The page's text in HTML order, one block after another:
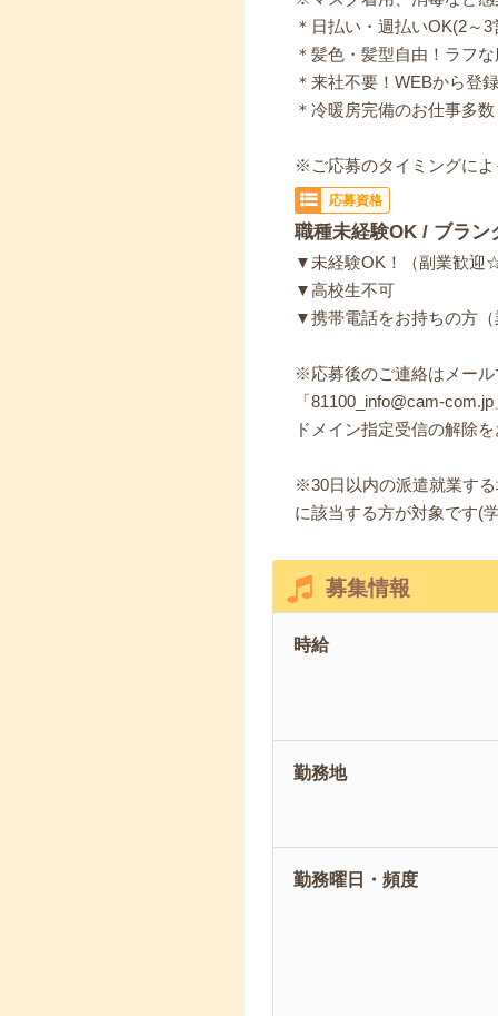
＊日払い・週払いOK(2～
＊髪色・髪型自由！ラフ
＊来社不要！WEBから登
＊冷暖房完備のお仕事多数
※ご応募のタイミングに
応募資格
職種未経験OK / ブラン
▼未経験OK！（副業歓迎
▼高校生不可
▼携帯電話をお持ちの方
※応募後のご連絡はメール
「81100_info@cam-
ドメイン指定受信の解除
※30日以内の派遣就業す
に該当する方が対象です(
募集情報
時給
勤務地
勤務曜日・頻度